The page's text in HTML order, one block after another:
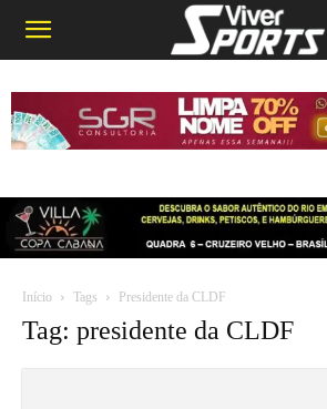
Início Tags Presidente da CLDF
Tag: presidente da CLDF